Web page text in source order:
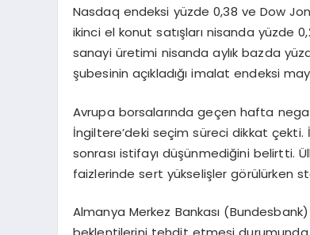
Nasdaq endeksi yüzde 0,38 ve Dow
ikinci el konut satışları nisanda yüzde
sanayi üretimi nisanda aylık bazda
şubesinin açıkladığı imalat endeksi
Avrupa borsalarında geçen hafta
İngiltere’deki seçim süreci dikkat çekti.
sonrası istifayı düşünmediğini belirtti.
faizlerinde sert yükselişler görülürken
Almanya Merkez Bankası